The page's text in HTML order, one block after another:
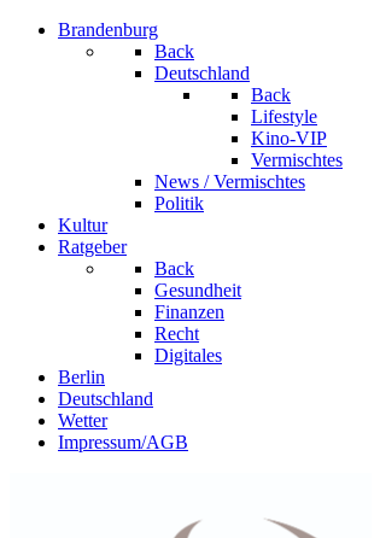
Brandenburg
Back
Deutschland
Back
Lifestyle
Kino-VIP
Vermischtes
News / Vermischtes
Politik
Kultur
Ratgeber
Back
Gesundheit
Finanzen
Recht
Digitales
Berlin
Deutschland
Wetter
Impressum/AGB